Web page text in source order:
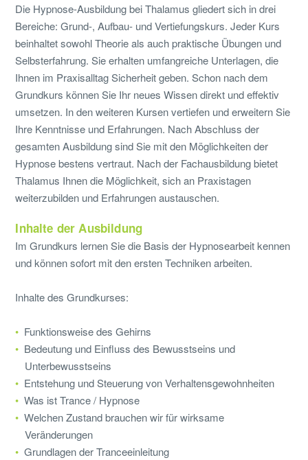
Die Hypnose-Ausbildung bei Thalamus gliedert sich in drei
Bereiche: Grund-, Aufbau- und Vertiefungskurs. Jeder Kurs
beinhaltet sowohl Theorie als auch praktische Übungen und
Selbsterfahrung. Sie erhalten umfangreiche Unterlagen, die
Ihnen im Praxisalltag Sicherheit geben. Schon nach dem
Grundkurs können Sie Ihr neues Wissen direkt und effektiv
umsetzen. In den weiteren Kursen vertiefen und erweitern Sie
Ihre Kenntnisse und Erfahrungen. Nach Abschluss der
gesamten Ausbildung sind Sie mit den Möglichkeiten der
Hypnose bestens vertraut. Nach der Fachausbildung bietet
Thalamus Ihnen die Möglichkeit, sich an Praxistagen
weiterzubilden und Erfahrungen austauschen.
Inhalte der Ausbildung
Im Grundkurs lernen Sie die Basis der Hypnosearbeit kennen
und können sofort mit den ersten Techniken arbeiten.
Inhalte des Grundkurses:
Funktionsweise des Gehirns
Bedeutung und Einfluss des Bewusstseins und
Unterbewusstseins
Entstehung und Steuerung von Verhaltensgewohnheiten
Was ist Trance / Hypnose
Welchen Zustand brauchen wir für wirksame
Veränderungen
Grundlagen der Tranceeinleitung